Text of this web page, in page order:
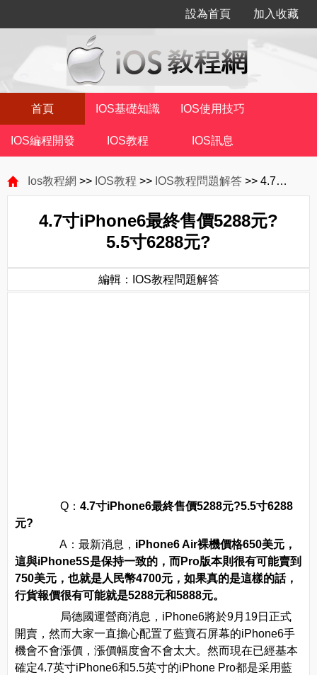
設為首頁 加入收藏
首頁 IOS基礎知識 IOS使用技巧
IOS編程開發 IOS教程 IOS訊息
Ios教程網 >> IOS教程 >> IOS教程問題解答 >> 4.7寸iPhone6最終售價5288元?5.5寸6288元?
4.7寸iPhone6最終售價5288元?
5.5寸6288元?
編輯：IOS教程問題解答
Q： 4.7寸iPhone6最終售價5288元?5.5寸6288
元?
A：最新消息， iPhone6 Air裸機價格650美元，
這與iPhone5S是保持一致的，而Pro版本則很有可能賣到
750美元，也就是人民幣4700元，如果真的是這樣的話，
行貨報價很有可能就是5288元和5888元。
局德國運營商消息，iPhone6將於9月19日正式
開賣，然而大家一直擔心配置了藍寶石屏幕的iPhone6手
機會不會漲價，漲價幅度會不會太大。然而現在已經基本
確定4.7英寸iPhone6和5.5英寸的iPhone Pro都是采用藍